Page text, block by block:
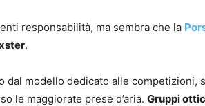
responsabilità, ma sembra che la
.
dal modello dedicato alle competizioni,
le maggiorate prese d’aria. Gruppi